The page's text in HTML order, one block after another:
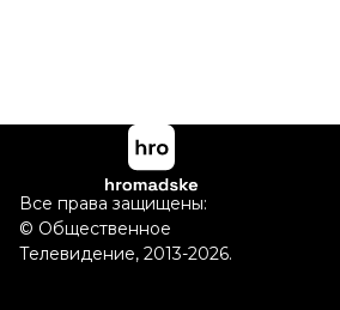
Все права защищены:
© Общественное
Телевидение, 2013-2026.